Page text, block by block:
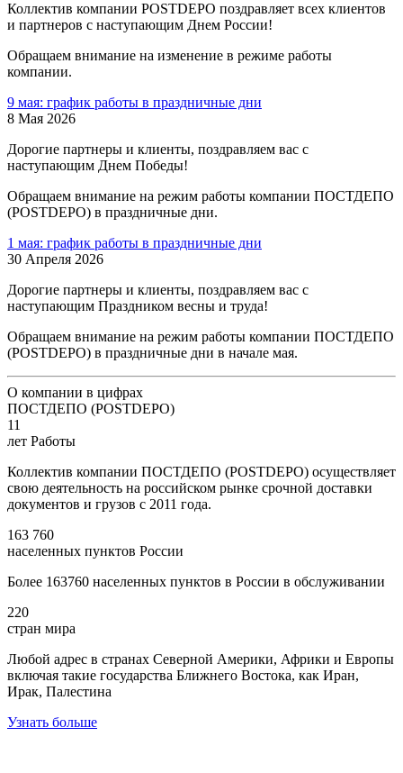
Коллектив компании POSTDEPO поздравляет всех клиентов
и партнеров с наступающим Днем России!
Обращаем внимание на изменение в режиме работы
компании.
9 мая: график работы в праздничные дни
8 Мая 2026
Дорогие партнеры и клиенты, поздравляем вас с
наступающим Днем Победы!
Обращаем внимание на режим работы компании ПОСТДЕПО
(POSTDEPO) в праздничные дни.
1 мая: график работы в праздничные дни
30 Апреля 2026
Дорогие партнеры и клиенты, поздравляем вас с
наступающим Праздником весны и труда!
Обращаем внимание на режим работы компании ПОСТДЕПО
(POSTDEPO) в праздничные дни в начале мая.
О компании в цифрах
ПОСТДЕПО (POSTDEPO)
11
лет Работы
Коллектив компании ПОСТДЕПО (POSTDEPO) осуществляет
свою деятельность на российском рынке срочной доставки
документов и грузов с 2011 года.
163 760
населенных пунктов России
Более 163760 населенных пунктов в России в обслуживании
220
стран мира
Любой адрес в странах Северной Америки, Африки и Европы
включая такие государства Ближнего Востока, как Иран,
Ирак, Палестина
Узнать больше